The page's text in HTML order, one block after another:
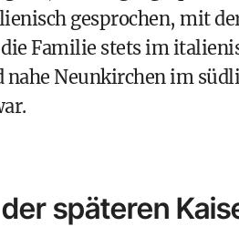
gesprochen, mit
Familie stets im
nahe Neunkirchen im
späteren